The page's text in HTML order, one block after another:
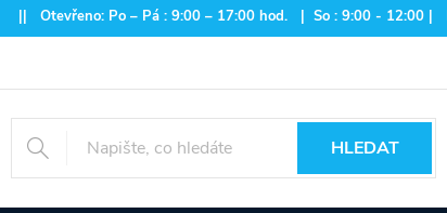
Po – Pá : 9:00 – 17:00 hod. | So : 9:00 - 12:00 |
HLEDAT